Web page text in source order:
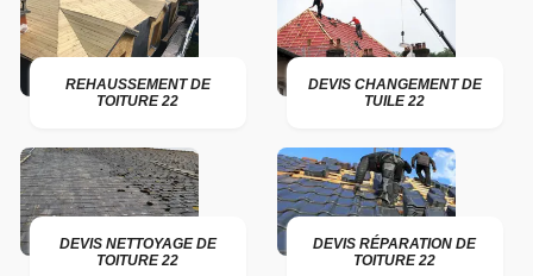
REHAUSSEMENT DE
TOITURE 22
DEVIS CHANGEMENT DE
TUILE 22
DEVIS NETTOYAGE DE
TOITURE 22
DEVIS RÉPARATION DE
TOITURE 22